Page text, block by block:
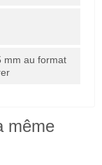
mm au format
même